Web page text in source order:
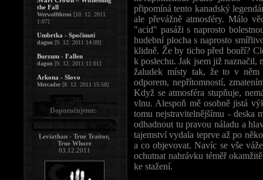
připomíná tento kanadský
ale převážně atmosféry. Málo
"acid" pasáži s naprosto
hudební plocha s naprosto
klidně. Že by ticho před bouří?
k poslechu. Jak jsem již naznačil,
žaludek místy tak, že to v něm
odporem, nepřítomností,
Když se atmosféra stupňuje,
vlnu. Alespoň mě osobně jistá
tomu nejstravitelnějšímu - deska
odhadnout tu pravou náladu a
tajemství vydala teprve až po
a co objevovat. Navíc se vše
ochutnat nahrávku téměř
ke stažení.
the Fall
Werwolfthron [10. 12. 2011
1:07]
Umbrtka - Spočinutí
dagon [9. 12. 2011 14:09]
Burzum - Fallen
dagon [9. 12. 2011 11:01]
Arkona - Slovo
Mercader[8. 12. 2011 15:58]
Doporučujeme:
Leviathan - True Traitor,
True Whore
03.12.2011